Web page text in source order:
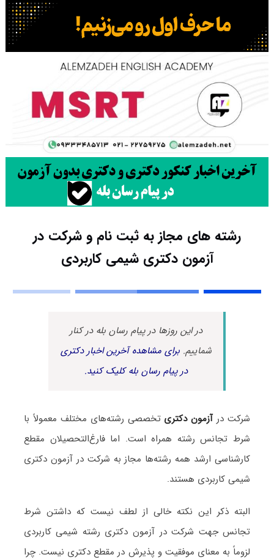
رشته های مجاز به ثبت نام و شرکت در
آزمون دکتری شیمی کاربردی
در این روزها در پیام رسان بله در کنار
شماییم.برای مشاهده آخرین اخبار دکتری
در پیام رسان بله کلیک کنید.
شرکت درآزمون دکتری تخصصی رشته‌های مختلف معمولاً با
شرط تجانس رشته همراه است. اما فارغ‌التحصیلان مقطع
کارشناسی ارشد همه رشته‌ها مجاز به شرکت در آزمون دکتری
شیمی کاربردی هستند.
البته ذکر این نکته خالی از لطف نیست که داشتن شرط
تجانس جهت شرکت در آزمون دکتری رشته شیمی کاربردی
لزوماً به معنای موفقیت و پذیرش در مقطع دکتری نیست. چرا